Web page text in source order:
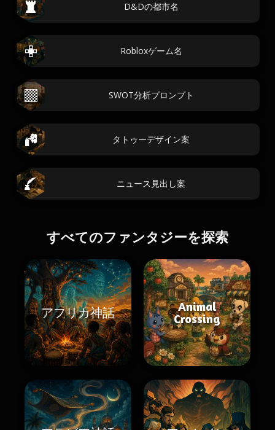
D&Dの都市名
Robloxゲーム名
SWOT分析プロンプト
タトゥーデザイン案
ニュース見出し案
すべてのファンタジーを探索
アフリカ神話
Animal
Crossing